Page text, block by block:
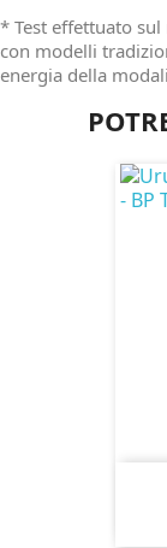
* Test effettuato
con modelli
energia della